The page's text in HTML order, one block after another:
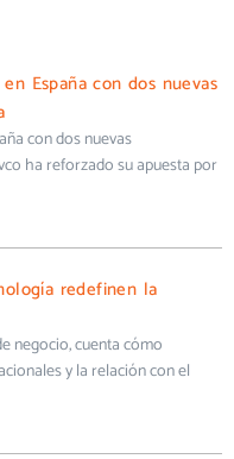
España con dos nuevas
con dos nuevas
ha reforzado su apuesta por
redefinen la
negocio, cuenta cómo
y la relación con el